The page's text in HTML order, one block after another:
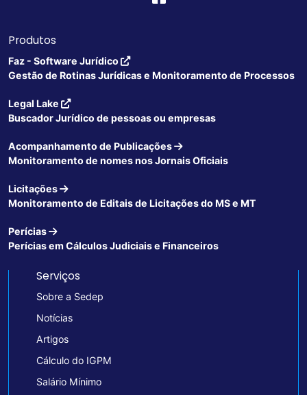
Produtos
Faz - Software Jurídico
Gestão de Rotinas Jurídicas e Monitoramento de Processos
Legal Lake
Buscador Jurídico de pessoas ou empresas
Acompanhamento de Publicações
Monitoramento de nomes nos Jornais Oficiais
Licitações
Monitoramento de Editais de Licitações do MS e MT
Perícias
Perícias em Cálculos Judiciais e Financeiros
Serviços
Sobre a Sedep
Notícias
Artigos
Cálculo do IGPM
Salário Mínimo